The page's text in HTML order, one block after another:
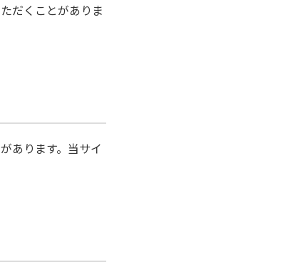
だくことがありま
あります。当サイ